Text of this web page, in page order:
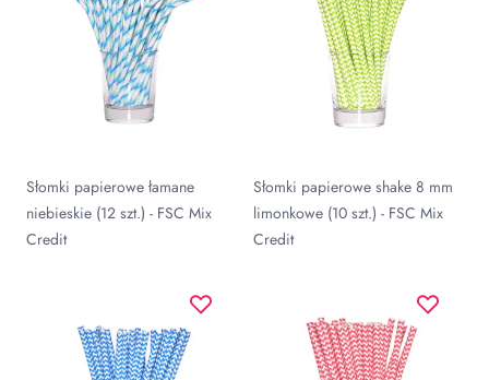
Słomki papierowe łamane
niebieskie (12 szt.) - FSC Mix
Credit
Słomki papierowe shake 8 mm
limonkowe (10 szt.) - FSC Mix
Credit